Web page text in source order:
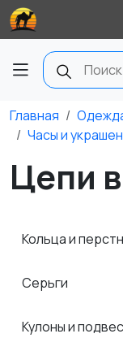
Главная
Часы и
Цепи
Кольца и
Серьги
Кулоны и